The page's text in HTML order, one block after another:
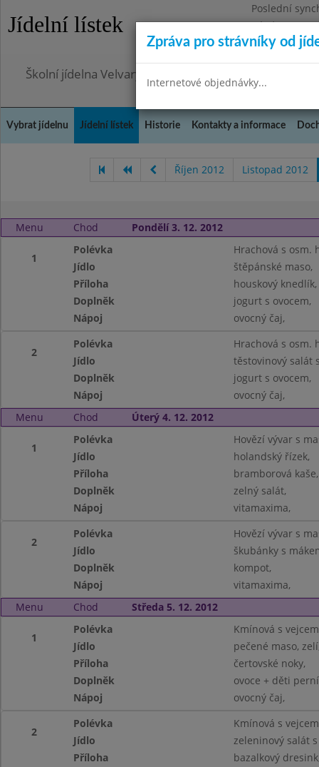
Jídelní lístek
Poslední
Pátek
Omezení
Školní jídelna Velvary, okres Kladno
Vybrat jídelnu Jídelní lístek Historie Kontakty a informace
Říjen 2012 Listopad 2012
Menu Chod Pondělí 3. 12. 2012
1
Polévka
Hrachová s osm.
Jídlo
štěpánské maso,
Příloha
houskový knedlík,
Doplněk
jogurt s ovocem,
Nápoj
ovocný čaj,
2
Polévka
Hrachová s osm.
Jídlo
těstovinový salát
Doplněk
jogurt s ovocem,
Nápoj
ovocný čaj,
Menu
Chod Úterý 4. 12. 2012
1
Polévka
Hovězí vývar s
Jídlo
holandský řízek,
Příloha
bramborová kaše,
Doplněk
zelný salát,
Nápoj
vitamaxima,
2
Polévka
Hovězí vývar s
Jídlo
škubánky s
Doplněk
kompot,
Nápoj
vitamaxima,
Menu
Chod Středa 5. 12. 2012
1
Polévka
Kmínová s
Jídlo
pečené maso,
Příloha
čertovské noky,
Doplněk
ovoce + děti
Nápoj
ovocný čaj,
2
Polévka
Kmínová s
Jídlo
zeleninový salát
Příloha
bazalkový
Zpráva pro strávníky od
Internetové objednávky...